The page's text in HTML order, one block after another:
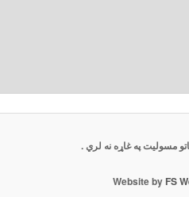
مسولیت په غاړه نه لري .
Website by FS